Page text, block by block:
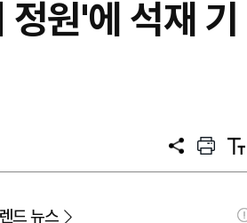
원'에 석재 기
공
프
트
텍
트
드 뉴스